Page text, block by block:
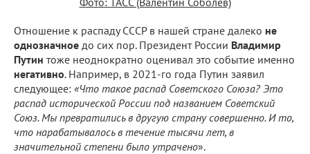
Отношение к распаду СССР в нашей стране далеко не
однозначное до сих пор. Президент России Владимир
Путин тоже неоднократно оценивал это событие именно
негативно. Например, в 2021-го года Путин заявил
следующее: «Что такое распад Советского Союза? Это
распад исторической России под названием Советский
Союз. Мы превратились в другую страну совершенно. И то,
что нарабатывалось в течение тысячи лет, в
значительной степени было утрачено».